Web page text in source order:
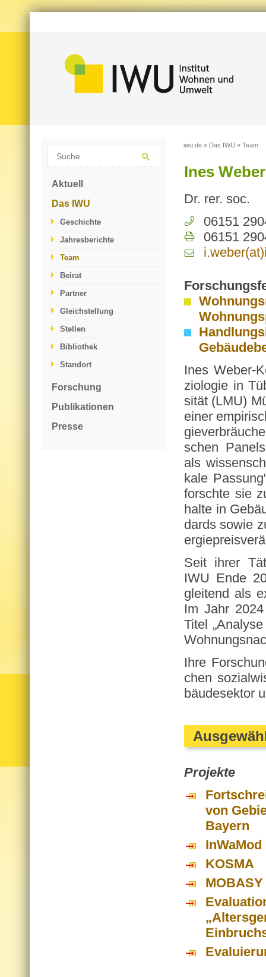
Aktuell
Das IWU
Geschichte
Jahresberichte
Team
Beirat
Partner
Gleichstellung
Stellen
Bibliothek
Standort
Forschung
Publikationen
Presse
iwu.de » Das IWU » Team
Ines
Dr. rer. soc.
06151
06151
Ines Weber-
zio­lo­gie in
si­tät (LMU)
einer
schen
als
ka­le
forsch­te sie
hal­te in
dards sowie
Seit ihrer
IWU Ende
glei­tend als
Im Jahr
Titel
Ihre
chen
bäu­de­sek­tor
Pro­jek­te
von
Bayern
InWaMod
KOSMA
MOBASY